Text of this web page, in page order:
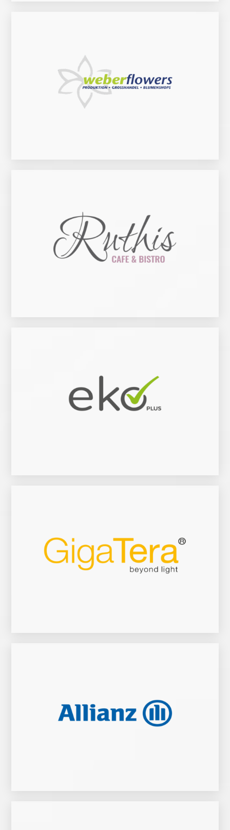
Seit 1870 und fünf Generationen steht der Name für Qualität und Zuverlässigkeit
rund um die Pflanze und dies mit wachsendem Erfolg. Die vier Kernkompetenzen
des Großunternehmers liegen in den Bereichen: Produktion, Fahrverkauf,
Großhandel und Blumenshops.
Zur Website
kulinarische Köstlichkeiten aus der glutenfreien Küche und vieles mehr angeboten.
In der tollen Ambiente können sie die natürlich verarbeiteten Mahlzeiten
genießen.
Zur Website
spezialisiert. Weltweit wurden die Produkte in namenhaften Komplexen installiert.
Darunter das Yankee Station in New York, das Borussia-Dortmund-Stadion oder das
Pyeongchang Winter-Olympic-Stadion.
Zur Website
Zur Website